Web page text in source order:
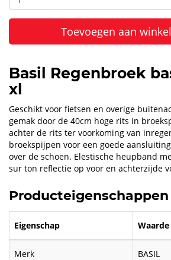
Toevoegen aan
Basil Regenbroek
xl
Geschikt voor fietsen en overige
gemak door de 40cm hoge rits in
achter de rits ter voorkoming van
broekspijpen voor een goede
over de schoen. Elestische heupband
sur ton reflectie op voor en achterzijde
Producteigenschappen
Eigenschap Waarde
Merk BASIL